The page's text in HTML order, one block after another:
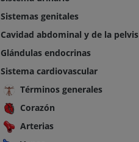
Sistemas genitales
Cavidad abdominal y de la pelvis
Glándulas endocrinas
Sistema cardiovascular
Términos generales
Corazón
Arterias